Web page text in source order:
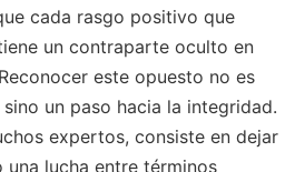
cada rasgo positivo que
un contraparte oculto en
este opuesto no es
un paso hacia la integridad.
expertos, consiste en dejar
lucha entre términos